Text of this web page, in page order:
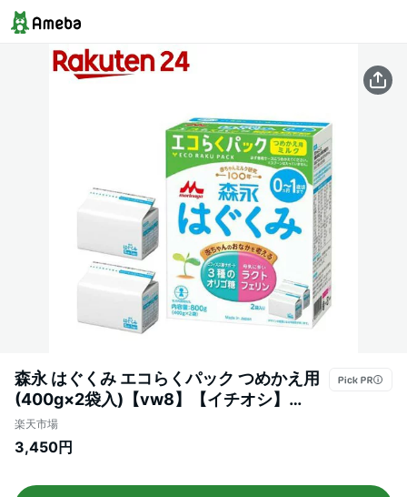
森永 はぐくみ エコらくパック つめかえ用
(400g×2袋入)【vw8】【イチオシ】
【wwg】【はぐくみ】[はぐくみ 粉ミルク
新生児 グローアップミルク]
楽天市場
3,450円